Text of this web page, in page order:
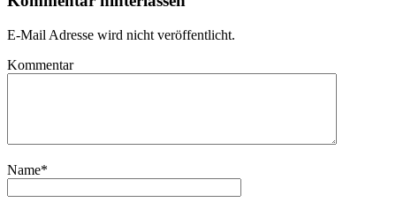
E-Mail Adresse wird nicht veröffentlicht.
Kommentar
Name*